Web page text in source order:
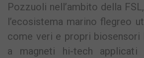
Pozzuoli nell’ambito della
l’ecosistema marino flegreo
come veri e propri biosensori
a magneti hi-tech